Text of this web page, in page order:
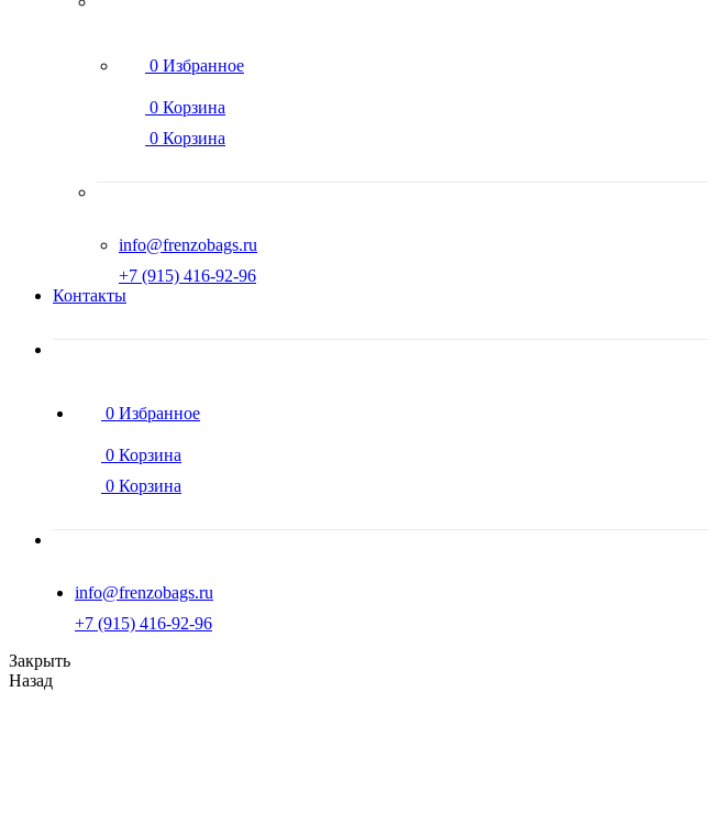
0 Избранное
0 Корзина
0 Корзина
info@frenzobags.ru
‭+7 (915) 416-92-96
Контакты
0 Избранное
0 Корзина
0 Корзина
info@frenzobags.ru
‭+7 (915) 416-92-96
Закрыть
Назад